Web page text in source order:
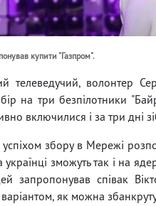
купити "Газпром".
телеведучий, волонтер
на три безпілотники
включилися і за три
успіхом збору в Мережі
українці зможуть так і на
запропонував співак
як можна